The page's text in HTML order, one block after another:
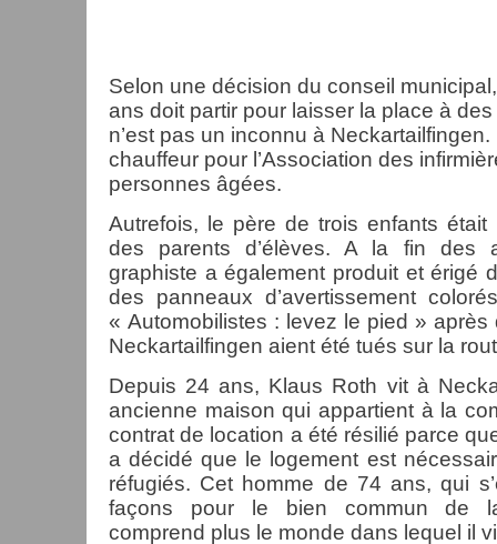
Selon une décision du conseil
ans doit partir pour laisser la place à
n’est pas un inconnu à
chauffeur pour l’Association des
personnes âgées.
Autrefois, le père de trois enfants était
des parents d’élèves. A la fin des
graphiste a également produit et érigé
des panneaux d’avertissement
« Automobilistes : levez le pied »
Neckartailfingen aient été tués sur la
Depuis 24 ans, Klaus Roth vit à
ancienne maison qui appartient à la
contrat de location a été résilié parce
a décidé que le logement est
réfugiés. Cet homme de 74 ans, qui
façons pour le bien commun de
comprend plus le monde dans lequel il